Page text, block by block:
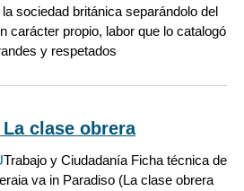
sociedad británica separándolo del
carácter propio, labor que lo catalogó
y respetados
clase obrera
Trabajo y Ciudadanía Ficha técnica de
va in Paradiso (La clase obrera